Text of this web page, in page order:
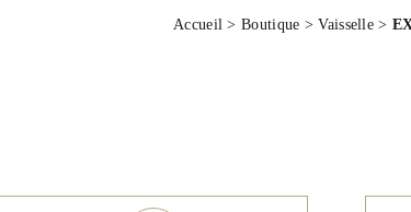
Accueil >Boutique >Vaisselle >